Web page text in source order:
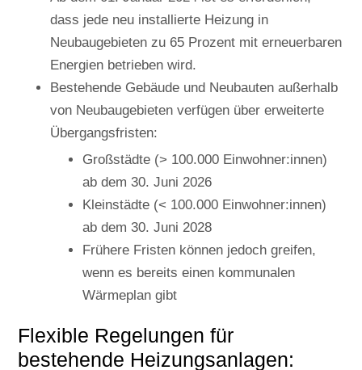
dass jede neu installierte Heizung in
Neubaugebieten zu 65 Prozent mit erneuerbaren
Energien betrieben wird.
Bestehende Gebäude und Neubauten außerhalb
von Neubaugebieten verfügen über erweiterte
Übergangsfristen:
Großstädte (> 100.000 Einwohner:innen)
ab dem 30. Juni 2026
Kleinstädte (< 100.000 Einwohner:innen)
ab dem 30. Juni 2028
Frühere Fristen können jedoch greifen,
wenn es bereits einen kommunalen
Wärmeplan gibt
Flexible Regelungen für
bestehende Heizungsanlagen: